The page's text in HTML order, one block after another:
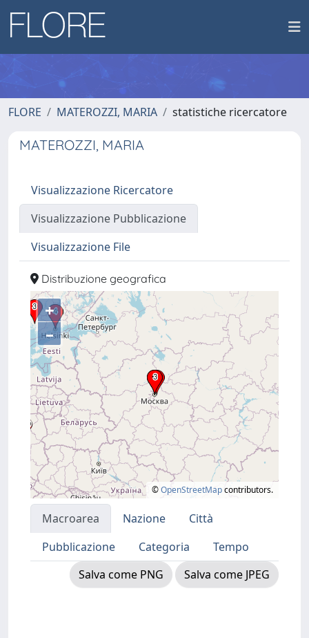
FLORE MATEROZZI, MARIA statistiche ricercatore
MATEROZZI, MARIA
Visualizzazione Ricercatore
Visualizzazione Pubblicazione
Visualizzazione File
Distribuzione geografica
+
–
©OpenStreetMapcontributors.
Macroarea Nazione
Città
Pubblicazione
Categoria
Tempo
Salva come PNG
Salva come JPEG